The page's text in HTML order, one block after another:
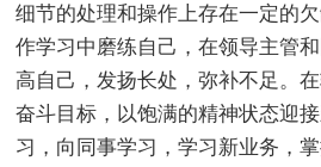
细节的处理和操作上存在一定的
作学习中磨练自己，在领导主管
高自己，发扬长处，弥补不足。
奋斗目标，以饱满的精神状态迎
习，向同事学习，学习新业务，